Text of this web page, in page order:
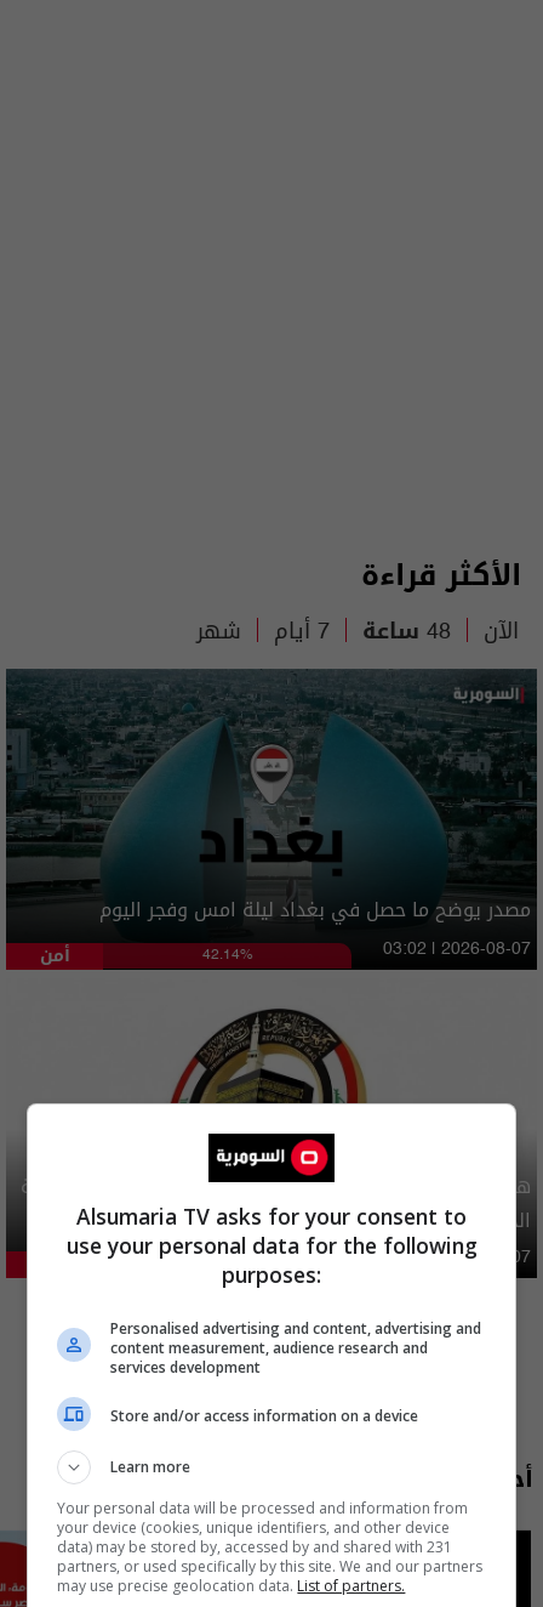
الأكثر قراءة
الآن 48 ساعة 7 أيام شهر
مصدر يوضح ما حصل في بغداد ليلة امس وفجر اليوم
أمن 42.14% 03:02 | 2026-08-07
هيئة الحج تصدر قرارا يخص "لم الشمل" وتعديل استمارة قرعة
الحج
محليات 06:40 | 2026-08-07
المزيد
أحدث الحلقات
Alsumaria TV asks for your consent to
use your personal data for the following
purposes:
Personalised advertising and content, advertising and
content measurement, audience research and
services development
Store and/or access information on a device
Learn more
Your personal data will be processed and information from
your device (cookies, unique identifiers, and other device
data) may be stored by, accessed by and shared with 231
partners, or used specifically by this site. We and our partners
may use precise geolocation data. List of partners.